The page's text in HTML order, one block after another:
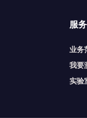
服务
业务
我要
实验